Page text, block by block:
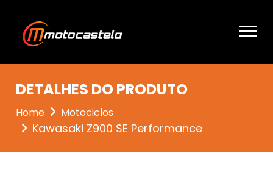
DETALHES DO PRODUTO
Home Motociclos
Kawasaki Z900 SE Performance